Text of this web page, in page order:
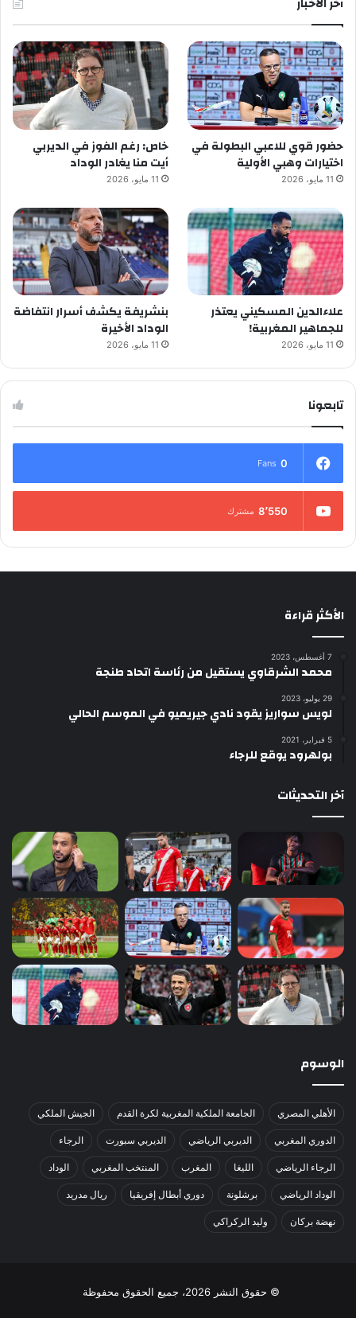
حضور قوي للاعبي البطولة في
اختيارات وهبي الأولية
11 مايو، 2026
خاص: رغم الفوز في الديربي
أيت منا يغادر الوداد
11 مايو، 2026
علاءالدين المسكيني يعتذر
للجماهير المغربية!
11 مايو، 2026
بنشريفة يكشف أسرار انتفاضة
الوداد الأخيرة
11 مايو، 2026
تابعونا
0
Fans
8٬550 مشترك
الأكثر قراءة
7 أغسطس، 2023
محمد الشرقاوي يستقيل من رئاسة اتحاد طنجة
29 يوليو، 2023
لويس سواريز يقود نادي جيريميو في الموسم الحالي
5 فبراير، 2021
بولهرود يوقع للرجاء
آخر التحديثات
الوسوم
الأهلي المصري الجامعة الملكية المغربية لكرة القدم الجيش الملكي
الدوري المغربي الديربي الرياضي الديربي سبورت الرجاء
الرجاء الرياضي الليغا المغرب المنتخب المغربي الوداد
الوداد الرياضي برشلونة دوري أبطال إفريقيا ريال مدريد
نهضة بركان وليد الركراكي
© حقوق النشر 2026، جميع الحقوق محفوظة